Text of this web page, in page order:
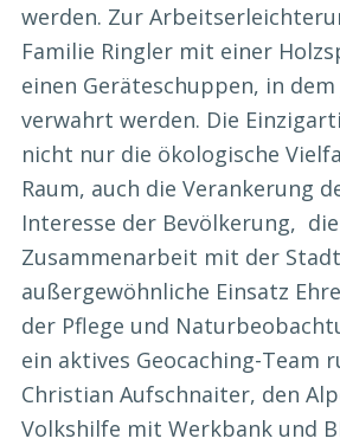
werden. Zur
Familie Ringler mit einer
einen Geräteschuppen, in
verwahrt werden. Die
nicht nur die ökologische
Raum, auch die Verankerung
Interesse der Bevölkerung,
Zusammenarbeit mit der
außergewöhnliche Einsatz
der Pflege und
ein aktives Geocaching-Team
Christian Aufschnaiter, den
Volkshilfe mit Werkbank und